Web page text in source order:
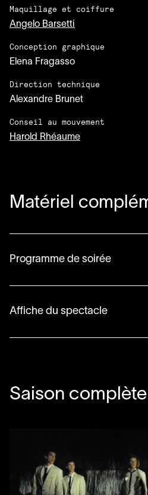
Maquillage et coiffure
Angelo Barsetti
Conception graphique
Elena Fragasso
Direction technique
Alexandre Brunet
Conseil au mouvement
Harold Rhéaume
Matériel
Programme de soirée
Affiche du spectacle
Saison complète